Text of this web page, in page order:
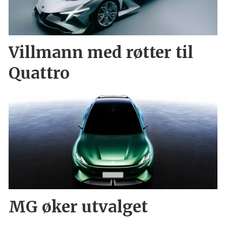
Villmann med røtter til
Quattro
MG øker utvalget